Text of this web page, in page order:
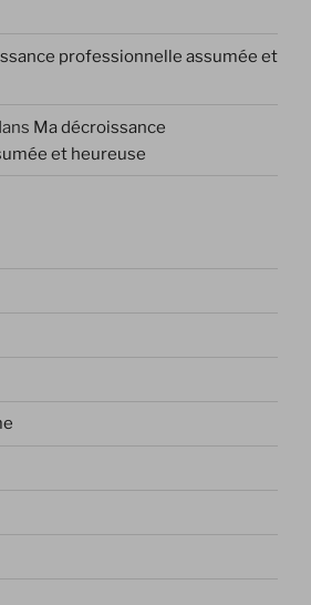
professionnelle assumée et
Ma décroissance
et heureuse